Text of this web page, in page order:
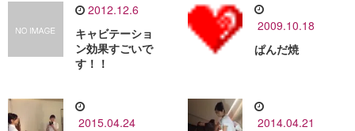
2012.12.6
キャビテーショ
ン効果すごいで
す！！
2009.10.18
ぱんだ焼
2015.04.24 2014.04.21